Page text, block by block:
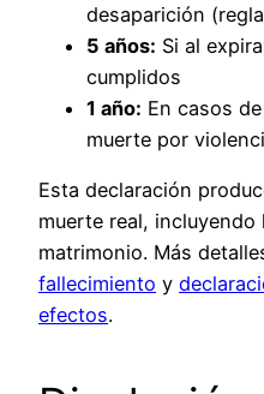
desaparición
5 años: Si al
cumplidos
1 año: En casos
muerte por
Esta declaración
muerte real, incluyendo
matrimonio. Más
fallecimiento y
efectos.